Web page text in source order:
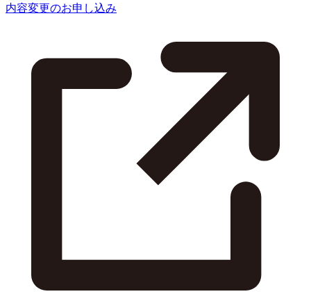
内容変更のお申し込み